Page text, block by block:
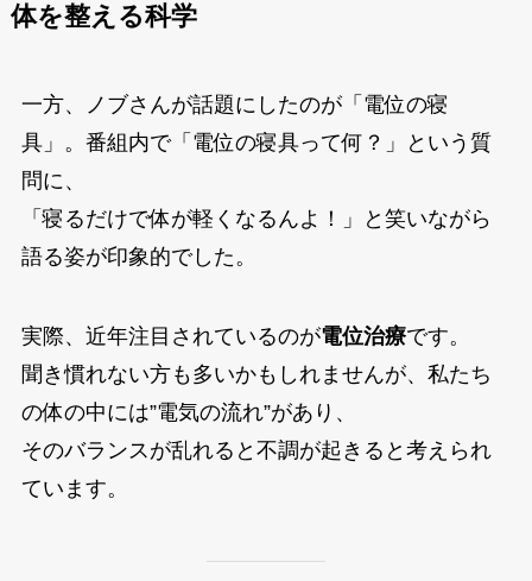
体を整える科学
一方、ノブさんが話題にしたのが「電位の寝
具」。番組内で「電位の寝具って何？」という質
問に、
「寝るだけで体が軽くなるんよ！」と笑いながら
語る姿が印象的でした。
実際、近年注目されているのが電位治療です。
聞き慣れない方も多いかもしれませんが、私たち
の体の中には”電気の流れ”があり、
そのバランスが乱れると不調が起きると考えられ
ています。